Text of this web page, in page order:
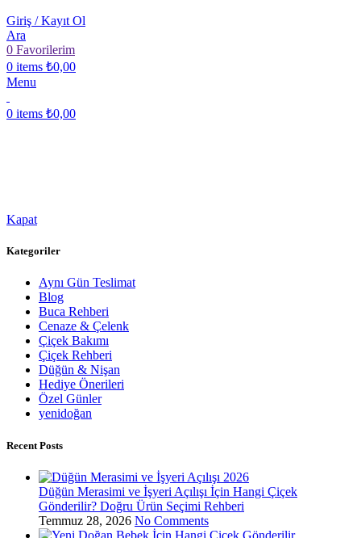
Giriş / Kayıt Ol
Ara
0 Favorilerim
0 items ₺0,00
Menu
0 items ₺0,00
Kapat
Kategoriler
Aynı Gün Teslimat
Blog
Buca Rehberi
Cenaze & Çelenk
Çiçek Bakımı
Çiçek Rehberi
Düğün & Nişan
Hediye Önerileri
Özel Günler
yenidoğan
Recent Posts
Düğün Merasimi ve İşyeri Açılışı İçin Hangi Çiçek
Gönderilir? Doğru Ürün Seçimi Rehberi
Temmuz 28, 2026 No Comments